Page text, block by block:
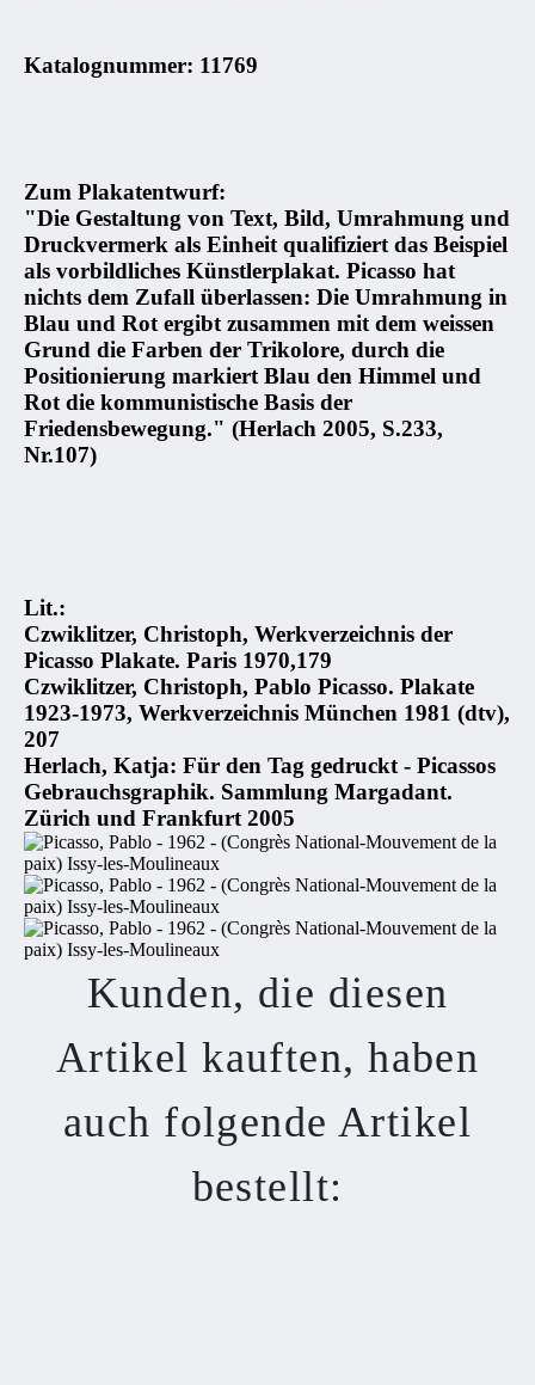
Katalognummer: 11769
Zum Plakatentwurf:
"Die Gestaltung von Text, Bild, Umrahmung und
Druckvermerk als Einheit qualifiziert das Beispiel
als vorbildliches Künstlerplakat. Picasso hat
nichts dem Zufall überlassen: Die Umrahmung in
Blau und Rot ergibt zusammen mit dem weissen
Grund die Farben der Trikolore, durch die
Positionierung markiert Blau den Himmel und
Rot die kommunistische Basis der
Friedensbewegung." (Herlach 2005, S.233,
Nr.107)
Lit.:
Czwiklitzer, Christoph, Werkverzeichnis der
Picasso Plakate. Paris 1970,179
Czwiklitzer, Christoph, Pablo Picasso. Plakate
1923-1973, Werkverzeichnis München 1981 (dtv),
207
Herlach, Katja: Für den Tag gedruckt - Picassos
Gebrauchsgraphik. Sammlung Margadant.
Zürich und Frankfurt 2005
Kunden, die diesen
Artikel kauften, haben
auch folgende Artikel
bestellt: